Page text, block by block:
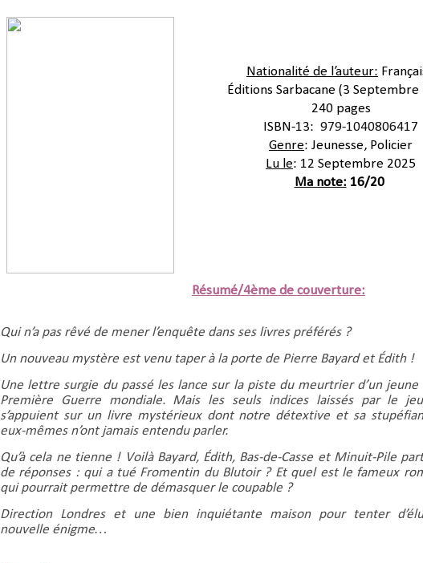
Nationalité de l’auteur:
Éditions Sarbacane (3 Septembre
240 pages
ISBN-13: 979-1040806417
Genre: Jeunesse, Policier
Lu le: 12 Septembre 2025
Ma note: 16/20
Résumé/4ème de couverture:
Qui n’a pas rêvé de mener l’enquête dans ses livres préférés ?
Un nouveau mystère est venu taper à la porte de Pierre Bayard et Édith !
Une lettre surgie du passé les lance sur la piste du meurtrier d’un jeune
Première Guerre mondiale. Mais les seuls indices laissés par le
s’appuient sur un livre mystérieux dont notre détextive et sa
eux-mêmes n’ont jamais entendu parler.
Qu’à cela ne tienne ! Voilà Bayard, Édith, Bas-de-Casse et Minuit-Pile
de réponses : qui a tué Fromentin du Blutoir ? Et quel est le fameux
qui pourrait permettre de démasquer le coupable ?
Direction Londres et une bien inquiétante maison pour tenter
nouvelle énigme…